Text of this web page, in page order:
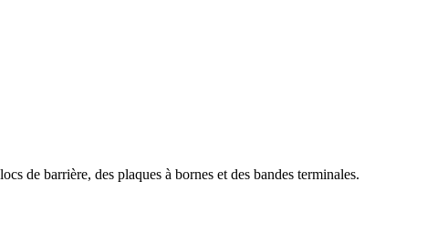
de barrière, des plaques à bornes et des bandes terminales.